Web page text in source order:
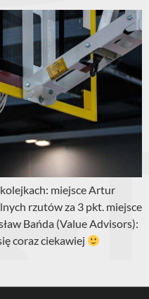
miejsce Artur
rzutów za 3 pkt. miejsce
Bańda (Value Advisors):
coraz ciekawiej